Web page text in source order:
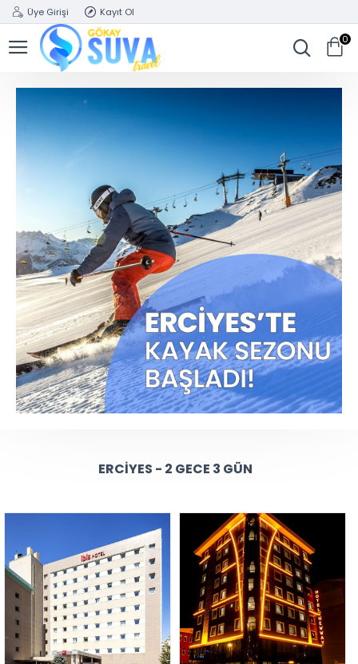
Üye Girişi Kayıt Ol
0
ERCIYES - 2 GECE 3 GÜN